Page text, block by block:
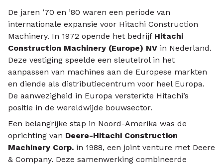
De jaren ’70 en ’80 waren een periode van
internationale expansie voor Hitachi Construction
Machinery. In 1972 opende het bedrijf Hitachi
Construction Machinery (Europe) NV in Nederland.
Deze vestiging speelde een sleutelrol in het
aanpassen van machines aan de Europese markten
en diende als distributiecentrum voor heel Europa.
De aanwezigheid in Europa versterkte Hitachi’s
positie in de wereldwijde bouwsector.
Een belangrijke stap in Noord-Amerika was de
oprichting van Deere-Hitachi Construction
Machinery Corp. in 1988, een joint venture met Deere
& Company. Deze samenwerking combineerde